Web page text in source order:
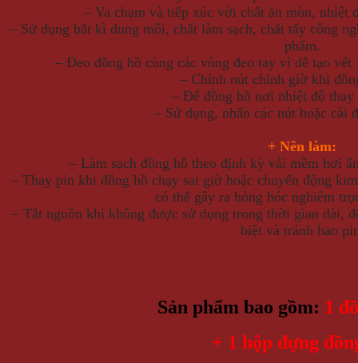
– Va chạm và tiếp xúc với chất ăn mòn, nhiệt
– Sử dụng bất kì dung môi, chất làm sạch, chất tẩy công
phẩm.
– Đeo đồng hồ cùng các vòng đeo tay vì dễ tạo
– Chỉnh nút chỉnh giờ khi
– Để đồng hồ nơi nhiệt độ
– Sử dụng, nhấn các nút hoặc cài
+ Nên làm:
– Làm sạch đồng hồ theo định kỳ vải mềm hơi
– Thay pin khi đồng hồ chạy sai giờ hoặc chuyển động
có thể gây ra hỏng hóc nghiêm
– Tắt nguồn khi không được sử dụng trong thời gian dài,
biệt và tránh hao
Sản phẩm bao gồm: 1
+ 1 hộp đựng